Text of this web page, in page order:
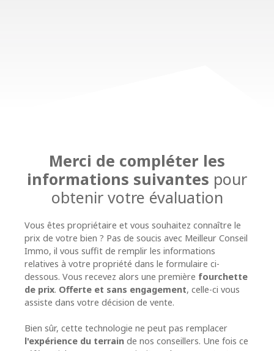
Merci de compléter les
informations suivantes pour
obtenir votre évaluation
Vous êtes propriétaire et vous souhaitez connaître le
prix de votre bien ? Pas de soucis avec Meilleur Conseil
Immo, il vous suffit de remplir les informations
relatives à votre propriété dans le formulaire ci-
dessous. Vous recevez alors une première fourchette
de prix. Offerte et sans engagement, celle-ci vous
assiste dans votre décision de vente.
Bien sûr, cette technologie ne peut pas remplacer
l'expérience du terrain de nos conseillers. Une fois ce